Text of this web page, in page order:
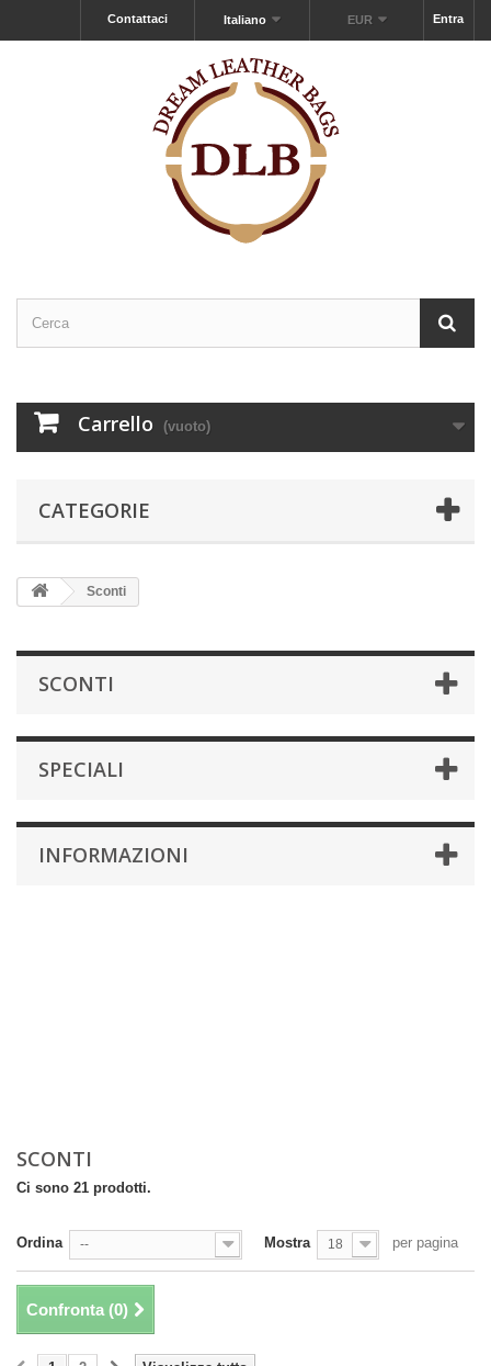
Entra
EUR
Italiano
Contattaci
Carrello (vuoto)
CATEGORIE
Sconti
SCONTI
SPECIALI
INFORMAZIONI
SCONTI
Ci sono 21 prodotti.
Ordina -- Mostra 18 per pagina
Confronta (0)